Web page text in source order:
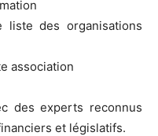
des organisations
association
des experts reconnus
et législatifs.